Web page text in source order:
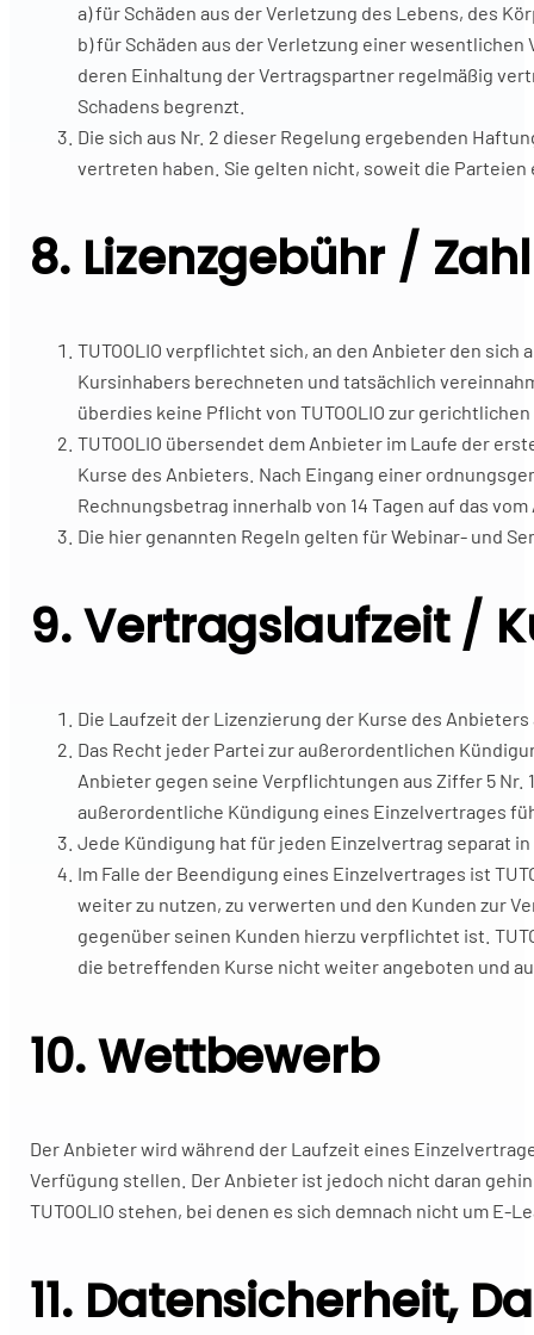
a) für Schäden aus der Verletzung des Lebens, des
b) für Schäden aus der Verletzung einer
deren Einhaltung der Vertragspartner regelmäßig
Schadens begrenzt.
Die sich aus Nr. 2 dieser Regelung ergebenden
vertreten haben. Sie gelten nicht, soweit die
8. Lizenzgebühr /
TUTOOLIO verpflichtet sich, an den Anbieter den
Kursinhabers berechneten und tatsächlich
überdies keine Pflicht von TUTOOLIO zur
TUTOOLIO übersendet dem Anbieter im Laufe der
Kurse des Anbieters. Nach Eingang einer
Rechnungsbetrag innerhalb von 14 Tagen auf das
Die hier genannten Regeln gelten für Webinar- und
9. Vertragslaufzeit /
Die Laufzeit der Lizenzierung der Kurse des
Das Recht jeder Partei zur außerordentlichen
Anbieter gegen seine Verpflichtungen aus Ziffer 5
außerordentliche Kündigung eines Einzelvertrages
Jede Kündigung hat für jeden Einzelvertrag separat
Im Falle der Beendigung eines Einzelvertrages ist
weiter zu nutzen, zu verwerten und den Kunden zur
gegenüber seinen Kunden hierzu verpflichtet ist.
die betreffenden Kurse nicht weiter angeboten und
10. Wettbewerb
Der Anbieter wird während der Laufzeit eines
Verfügung stellen. Der Anbieter ist jedoch nicht daran
TUTOOLIO stehen, bei denen es sich demnach nicht um E-
11. Datensicherheit,